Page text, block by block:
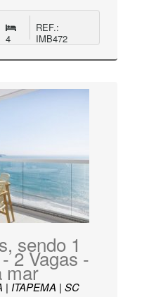
4
REF.:
IMB472
sendo 1
2 Vagas -
mar
| ITAPEMA | SC